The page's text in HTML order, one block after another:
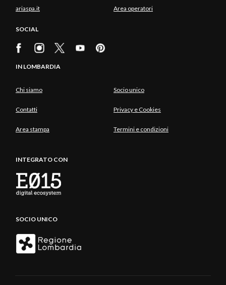
ariaspa.it Area operatori
SOCIAL
IN LOMBARDIA
Chi siamo Socio unico
Contatti Privacy e Cookies
Area stampa Termini e condizioni
INTEGRATO CON
SOCIO UNICO